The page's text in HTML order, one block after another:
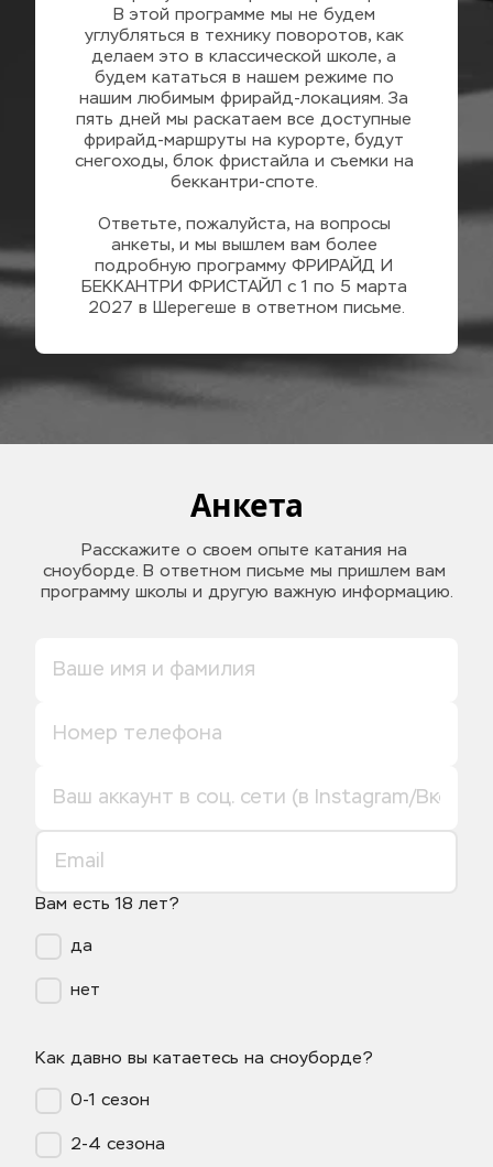
В этой программе мы не будем
углубляться в технику поворотов, как
делаем это в классической школе, а
будем кататься в нашем режиме по
нашим любимым фрирайд-локациям. За
пять дней мы раскатаем все доступные
фрирайд-маршруты на курорте, будут
снегоходы, блок фристайла и съемки на
беккантри-споте.
Ответьте, пожалуйста, на вопросы
анкеты, и мы вышлем вам более
подробную программу ФРИРАЙД И
БЕККАНТРИ ФРИСТАЙЛ с 1 по 5 марта
2027 в Шерегеше в ответном письме.
Анкета
Расскажите о своем опыте катания на
сноуборде. В ответном письме мы пришлем вам
программу школы и другую важную информацию.
Вам есть 18 лет?
да
нет
Как давно вы катаетесь на сноуборде?
0-1 сезон
2-4 сезона